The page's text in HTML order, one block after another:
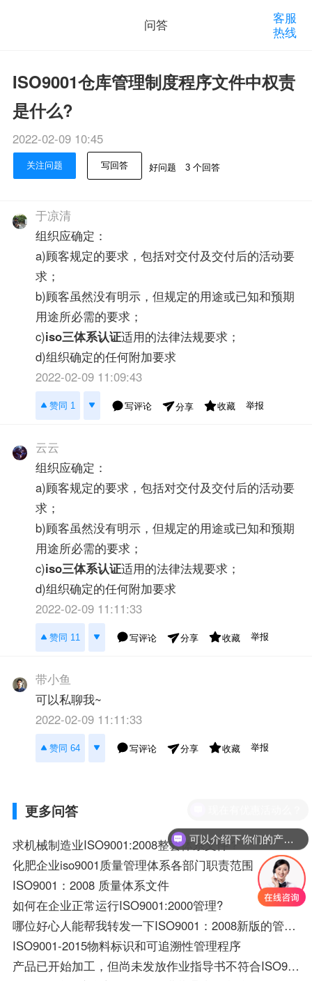
问答
客服
热线
ISO9001仓库管理制度程序文件中权责
是什么?
2022-02-09 10:45
关注问题 写回答 好问题 3 个回答
于凉清
组织应确定：
a)顾客规定的要求，包括对交付及交付后的活动要
求；
b)顾客虽然没有明示，但规定的用途或已知和预期
用途所必需的要求；
c)iso三体系认证适用的法律法规要求；
d)组织确定的任何附加要求
2022-02-09 11:09:43
赞同 1 写评论 分享 收藏 举报
云云
组织应确定：
a)顾客规定的要求，包括对交付及交付后的活动要
求；
b)顾客虽然没有明示，但规定的用途或已知和预期
用途所必需的要求；
c)iso三体系认证适用的法律法规要求；
d)组织确定的任何附加要求
2022-02-09 11:11:33
赞同 11 写评论 分享 收藏 举报
带小鱼
可以私聊我~
2022-02-09 11:11:33
赞同 64 写评论 分享 收藏 举报
更多问答
求机械制造业ISO9001:2008整套体系文件？
化肥企业iso9001质量管理体系各部门职责范围
ISO9001：2008 质量体系文件
如何在企业正常运行ISO9001:2000管理?
哪位好心人能帮我转发一下ISO9001：2008新版的管理体系标准呀，谢谢？着急用。
ISO9001-2015物料标识和可追溯性管理程序
产品已开始加工，但尚未发放作业指导书不符合ISO9001：2008那一条？
可以介绍下你们的产品么？